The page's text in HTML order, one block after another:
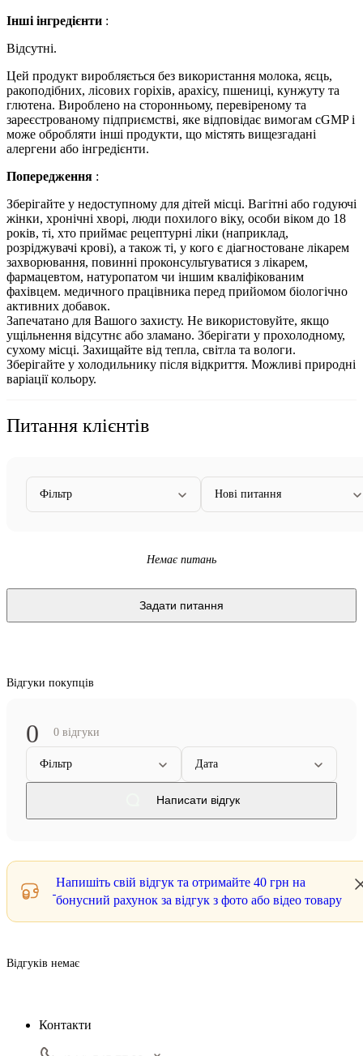
Інші інгредієнти :
Відсутні.
Цей продукт виробляється без використання молока, яєць,
ракоподібних, лісових горіхів, арахісу, пшениці, кунжуту та
глютена. Вироблено на сторонньому, перевіреному та
зареєстрованому підприємстві, яке відповідає вимогам cGMP і
може обробляти інші продукти, що містять вищезгадані
алергени або інгредієнти.
Попередження :
Зберігайте у недоступному для дітей місці. Вагітні або годуючі
жінки, хронічні хворі, люди похилого віку, особи віком до 18
років, ті, хто приймає рецептурні ліки (наприклад,
розріджувачі крові), а також ті, у кого є діагностоване лікарем
захворювання, повинні проконсультуватися з лікарем,
фармацевтом, натуропатом чи іншим кваліфікованим
фахівцем. медичного працівника перед прийомом біологічно
активних добавок.
Запечатано для Вашого захисту. Не використовуйте, якщо
ущільнення відсутнє або зламано. Зберігати у прохолодному,
сухому місці. Захищайте від тепла, світла та вологи.
Зберігайте у холодильнику після відкриття. Можливі природні
варіації кольору.
Питання клієнтів
Фільтр Нові питання
Немає питань
Задати питання
Відгуки покупців
0 0 відгуки
Фільтр Дата
Написати відгук
Напишіть свій відгук та отримайте 40 грн на
бонусний рахунок за відгук з фото або відео товару
Відгуків немає
Контакти